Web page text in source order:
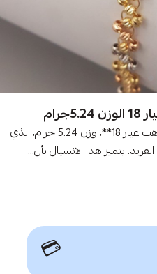
استمتع بإطلالة أنيقة مع **انسيال ذهب عيار 18**، وزن 5.24 جرام، الذي
يتميز هذا الانسيال بأل...
💳